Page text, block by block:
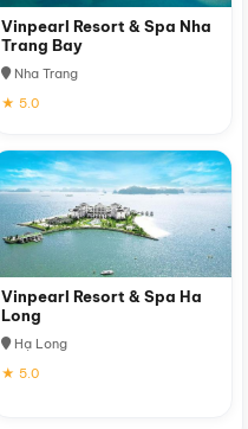
Vinpearl Resort & Spa Nha
Trang Bay
Nha Trang
★ 5.0
Vinpearl Resort & Spa Ha
Long
Hạ Long
★ 5.0